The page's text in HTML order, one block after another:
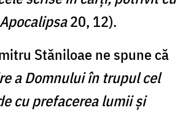
Apocalipsa20, 12).
Stăniloae ne spune că
a Domnului în trupul cel
cu prefacerea lumii și